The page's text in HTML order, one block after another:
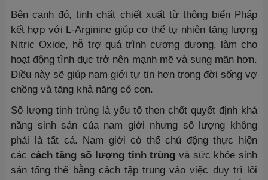
Bên cạnh đó, tinh chất chiết xuất từ thông biển Pháp
kết hợp với L-Arginine giúp cơ thể tự nhiên tăng lượng
Nitric Oxide, hỗ trợ quá trình cương dương, làm cho
hoạt động tình dục trở nên mạnh mẽ và sung mãn hơn.
Điều này sẽ giúp nam giới tự tin hơn trong đời sống vợ
chồng và tăng khả năng có con.
Số lượng tinh trùng là yếu tố then chốt quyết định khả
năng sinh sản của nam giới nhưng số lượng không
phải là tất cả. Nam giới có thể chủ động thực hiện
các cách tăng số lượng tinh trùng và sức khỏe sinh
sản tổng thể bằng cách tập trung vào việc duy trì lối